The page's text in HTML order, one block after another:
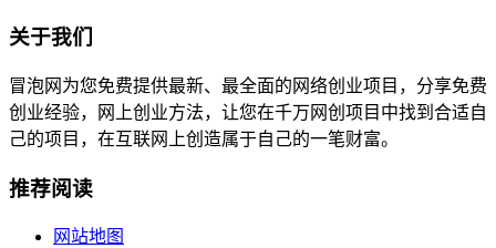
关于我们
冒泡网为您免费提供最新、最全面的网络创业项目，分享免费
创业经验，网上创业方法，让您在千万网创项目中找到合适自
己的项目，在互联网上创造属于自己的一笔财富。
推荐阅读
网站地图